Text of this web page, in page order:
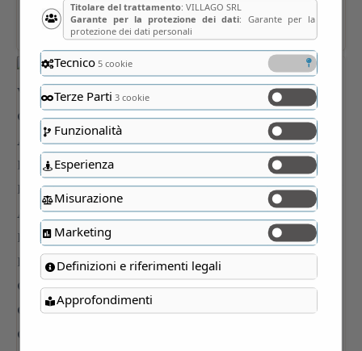
Titolare del trattamento: VILLAGO SRL
Garante per la protezione dei dati: Garante per la
protezione dei dati personali
Tecnico5 cookie
Terze Parti 3 cookie
Funzionalità
Esperienza
Misurazione
Marketing
Definizioni e riferimenti legali
Approfondimenti